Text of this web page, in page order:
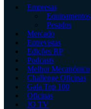
dos
independente
serviços
Empresas
Equipamentos
Pesados
Mercado
Entrevistas
Edições RP
Podcasts
Melhor Mecatrónico
Challenge Oficinas
Gala Top 100
Oficinas
JO TV